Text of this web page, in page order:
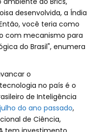
desenvolvida, a Índia
você teria como
com mecanismo para
do Brasil", enumera
o
no país é o
de Inteligência
do ano passado,
de Ciência,